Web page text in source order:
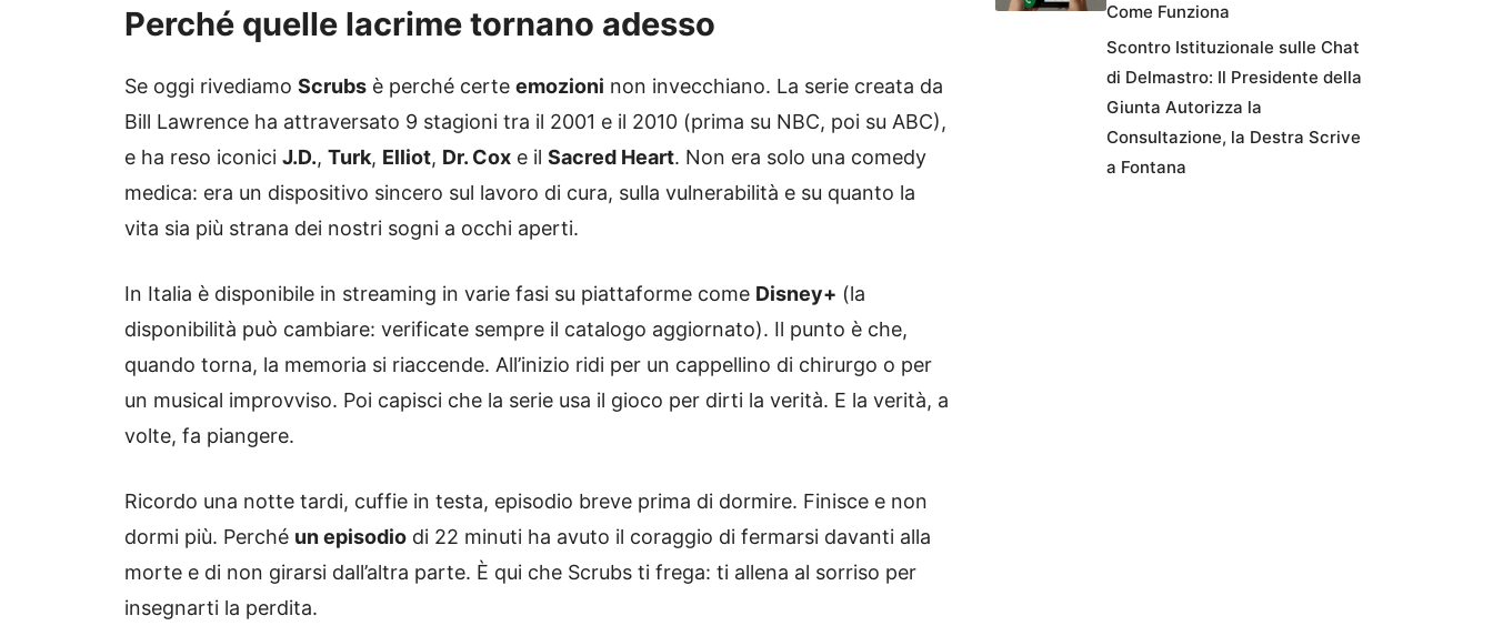
Perché quelle lacrime tornano adesso
Se oggi rivediamo Scrubs è perché certe emozioni non invecchiano. La serie creata da
Bill Lawrence ha attraversato 9 stagioni tra il 2001 e il 2010 (prima su NBC, poi su ABC),
e ha reso iconici J.D., Turk, Elliot, Dr. Cox e il Sacred Heart. Non era solo una comedy
medica: era un dispositivo sincero sul lavoro di cura, sulla vulnerabilità e su quanto la
vita sia più strana dei nostri sogni a occhi aperti.
In Italia è disponibile in streaming in varie fasi su piattaforme come Disney+ (la
disponibilità può cambiare: verificate sempre il catalogo aggiornato). Il punto è che,
quando torna, la memoria si riaccende. All’inizio ridi per un cappellino di chirurgo o per
un musical improvviso. Poi capisci che la serie usa il gioco per dirti la verità. E la verità, a
volte, fa piangere.
Ricordo una notte tardi, cuffie in testa, episodio breve prima di dormire. Finisce e non
dormi più. Perché un episodio di 22 minuti ha avuto il coraggio di fermarsi davanti alla
morte e di non girarsi dall’altra parte. È qui che Scrubs ti frega: ti allena al sorriso per
insegnarti la perdita.
Come Funziona
Scontro Istituzionale sulle Chat
di Delmastro: Il Presidente della
Giunta Autorizza la
Consultazione, la Destra Scrive
a Fontana